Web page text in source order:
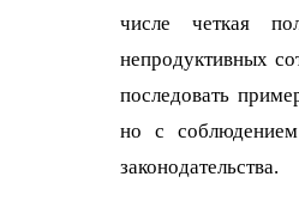
числе четкая
непродуктивных
последовать
но с
законодательства.